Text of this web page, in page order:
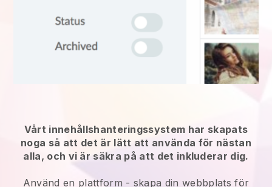
Vårt innehållshanteringssystem har skapats
noga så att det är lätt att använda för nästan
alla, och vi är säkra på att det inkluderar dig.
Använd en plattform - skapa din webbplats för